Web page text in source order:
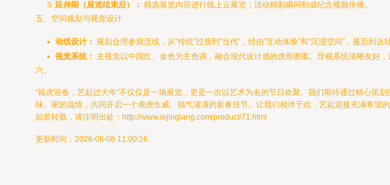
延伸期（展览结束后）： 精选展览内容进行线上云展览；活动精彩瞬间制成纪念视频传播。
五、空间规划与视觉设计
动线设计： 规划合理参观流线，从“传统”过渡到“当代”，经由“互动体验”和“沉浸空间”，最后到
视觉系统：
主视觉以中国红、金色为主色调，融合现代设计感的虎形图案。导视系统清晰友好
六、
“福虎迎春，艺起过大年”不仅仅是一场展览，更是一次以艺术为名的节日欢聚。我们期待通过精心策
味、家的温情，共同开启一个虎虎生威、福气满满的新春佳节。让我们相伴于此，艺起迎接充满希望的
如若转载，请注明出处：http://www.iejinglang.com/product/71.html
更新时间：2026-08-08 11:00:16